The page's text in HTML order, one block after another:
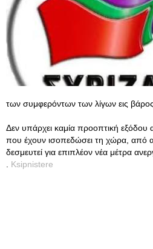
των συμφερόντων των λίγων εις
Δεν υπάρχει καμία προοπτική
που έχουν ισοπεδώσει τη χώρα, από
δεσμευτεί για επιπλέον νέα μέτρα
Ksipnistere